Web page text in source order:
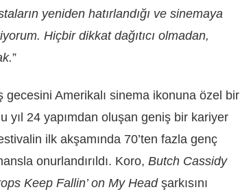
yeniden hatırlandığı ve sinemaya
Hiçbir dikkat dağıtıcı olmadan,
”
gecesini Amerikalı sinema ikonuna özel bir
yıl 24 yapımdan oluşan geniş bir kariyer
ilk akşamında 70’ten fazla genç
onurlandırıldı. Koro, Butch Cassidy
Keep Fallin’ on My Headşarkısını